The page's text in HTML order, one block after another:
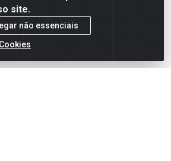
site.
não essenciais